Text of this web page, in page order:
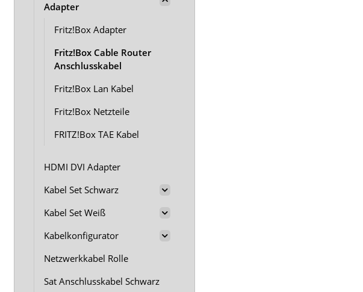
Adapter
Fritz!Box Adapter
Fritz!Box Cable Router
Anschlusskabel
Fritz!Box Lan Kabel
Fritz!Box Netzteile
FRITZ!Box TAE Kabel
HDMI DVI Adapter
Kabel Set Schwarz
Kabel Set Weiß
Kabelkonfigurator
Netzwerkkabel Rolle
Sat Anschlusskabel Schwarz